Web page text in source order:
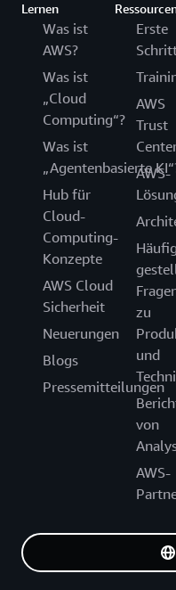
Lernen
Was ist
AWS?
Was ist
„Cloud
Computing“?
Was ist
„Agentenbasierte
Hub für
Cloud-
Computing-
Konzepte
AWS Cloud
Sicherheit
Neuerungen
Blogs
Pressemitteilungen
Erste
AWS
Trust
AWS-
Häufig
zu
und
von
AWS-